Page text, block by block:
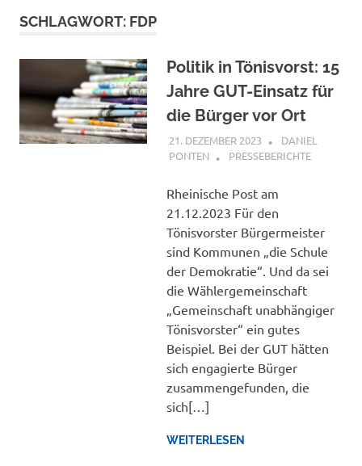
SCHLAGWORT: FDP
Politik in Tönisvorst: 15
Jahre GUT-Einsatz für
die Bürger vor Ort
21. DEZEMBER 2023
DANIEL
PONTEN
PRESSEBERICHTE
Rheinische Post am
21.12.2023 Für den
Tönisvorster Bürgermeister
sind Kommunen „die Schule
der Demokratie“. Und da sei
die Wählergemeinschaft
„Gemeinschaft unabhängiger
Tönisvorster“ ein gutes
Beispiel. Bei der GUT hätten
sich engagierte Bürger
zusammengefunden, die
sich[…]
WEITERLESEN